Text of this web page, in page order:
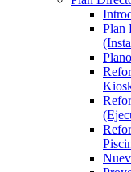
Plan